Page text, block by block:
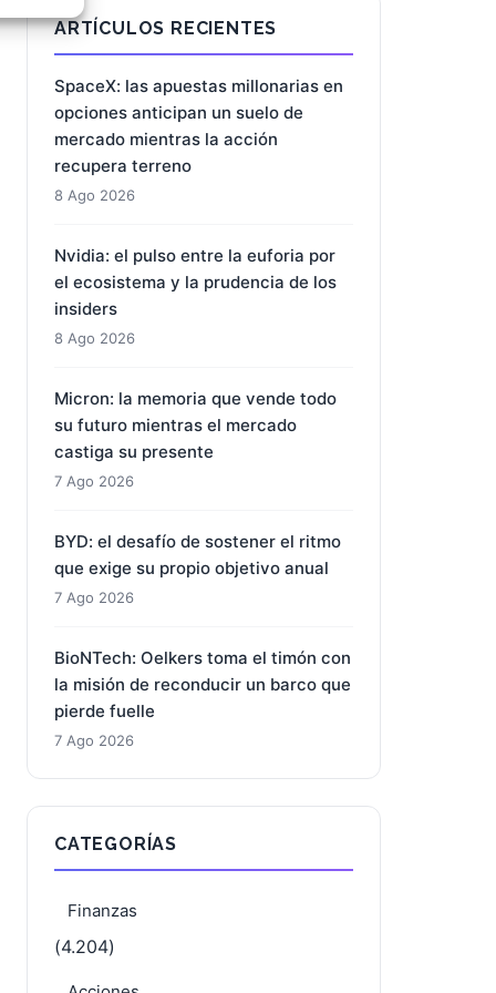
activo
ARTÍCULOS RECIENTES
opciones anticipan un suelo de
mercado mientras la acción
recupera terreno
Nvidia: el pulso entre la euforia por
el ecosistema y la prudencia de los
insiders
Micron: la memoria que vende todo
su futuro mientras el mercado
castiga su presente
BYD: el desafío de sostener el ritmo
que exige su propio objetivo anual
pierde fuelle
7 Ago 2026